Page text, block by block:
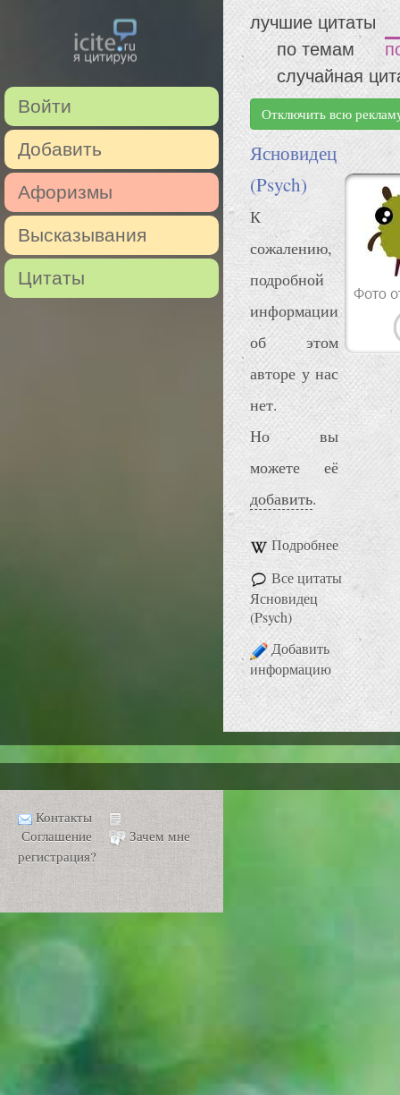
Войти
Добавить
Афоризмы
Высказывания
Цитаты
лучшие цитаты
по темам
случайная
Отключить всю
Ясновидец
(Psych)
К
сожалению,
подробной
информации
об этом
авторе у нас
нет.
Но вы
можете её
добавить.
Подробнее
Все цитаты
Ясновидец
(Psych)
Добавить
информацию
Контакты
Соглашение
Зачем мне
регистрация?